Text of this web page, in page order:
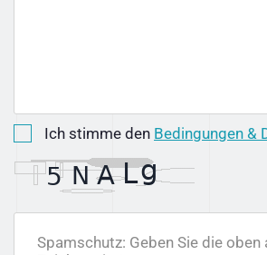
Ich stimme den Bedingungen &
Spamschutz: Geben Sie die oben